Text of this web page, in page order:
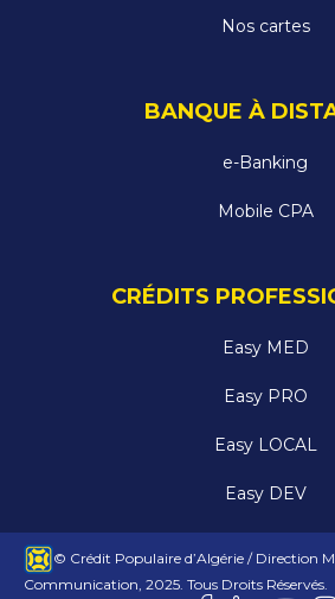
Nos cartes
BANQUE À
e-Banking
Mobile CPA
CRÉDITS
Easy MED
Easy PRO
Easy LOCAL
Easy DEV
© Crédit Populaire d’Algérie / Direction
Communication, 2025. Tous Droits Réservés.